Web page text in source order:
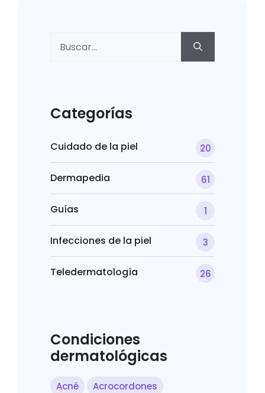
Categorías
Cuidado de la piel 20
Dermapedia 61
Guías 1
Infecciones de la piel 3
Teledermatología 26
Condiciones
dermatológicas
Acné
Acrocordones